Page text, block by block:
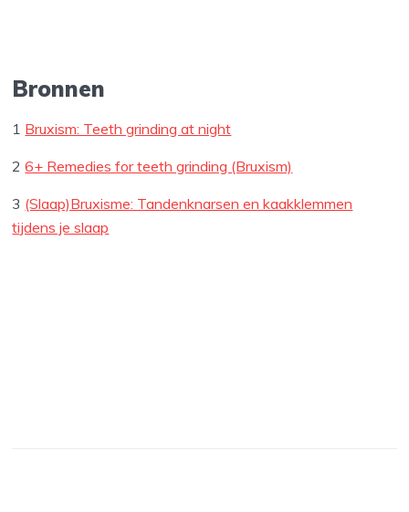
Bronnen
1 Bruxism: Teeth grinding at night
2 6+ Remedies for teeth grinding (Bruxism)
3 (Slaap)Bruxisme: Tandenknarsen en kaakklemmen
tijdens je slaap